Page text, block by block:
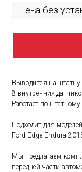
Выводится на
8 внутренних
Работает по
Подходит для
Ford Edge Endura
Мы предлагаем
передней части